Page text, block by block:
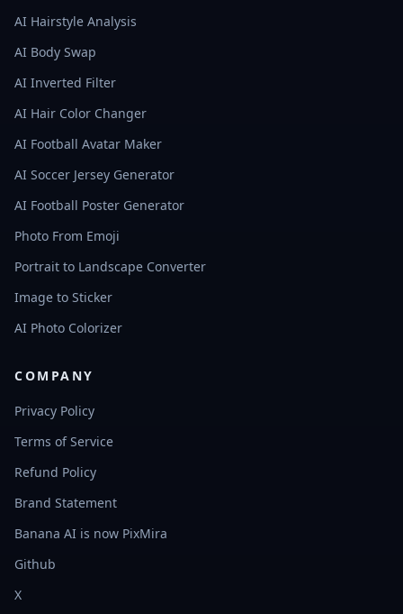
AI Hairstyle Analysis
AI Body Swap
AI Inverted Filter
AI Hair Color Changer
AI Football Avatar Maker
AI Soccer Jersey Generator
AI Football Poster Generator
Photo From Emoji
Portrait to Landscape Converter
Image to Sticker
AI Photo Colorizer
COMPANY
Privacy Policy
Terms of Service
Refund Policy
Brand Statement
Banana AI is now PixMira
Github
X